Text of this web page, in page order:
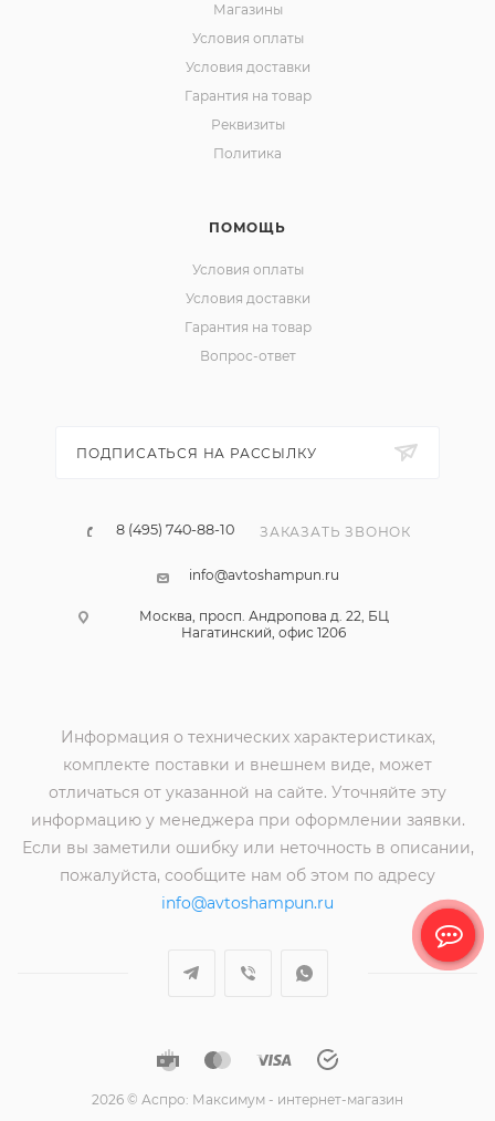
Магазины
Условия оплаты
Условия доставки
Гарантия на товар
Реквизиты
Политика
ПОМОЩЬ
Условия оплаты
Условия доставки
Гарантия на товар
Вопрос-ответ
ПОДПИСАТЬСЯ НА РАССЫЛКУ
8 (495) 740-88-10 ЗАКАЗАТЬ ЗВОНОК
info@avtoshampun.ru
Москва, просп. Андропова д. 22, БЦ
Нагатинский, офис 1206
Информация о технических характеристиках,
комплекте поставки и внешнем виде, может
отличаться от указанной на сайте. Уточняйте эту
информацию у менеджера при оформлении заявки.
Если вы заметили ошибку или неточность в описании,
пожалуйста, сообщите нам об этом по адресу
info@avtoshampun.ru
2026 © Аспро: Максимум - интернет-магазин